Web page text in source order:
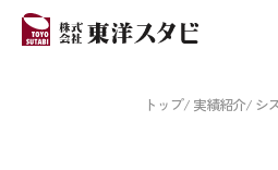
トップ 実績紹介 シ